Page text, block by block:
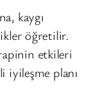
kaygı
öğretilir.
etkileri
iyileşme planı